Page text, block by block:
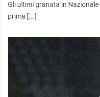
Gli ultimi granata in
prima [...]